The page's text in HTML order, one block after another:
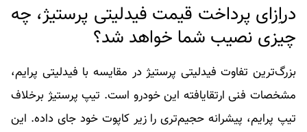
دراِزای پرداخت قیمت فیدلیتی پرستیژ، چه
چیزی نصیب شما خواهد شد؟
بزرگ‌ترین تفاوت فیدلیتی پرستیژ در مقایسه با فیدلیتی پرایم،
مشخصات فنی ارتقایافته این خودرو است. تیپ پرستیژ برخلاف
تیپ پرایم، پیشرانه حجیم‌تری را زیر کاپوت خود جای داده. این